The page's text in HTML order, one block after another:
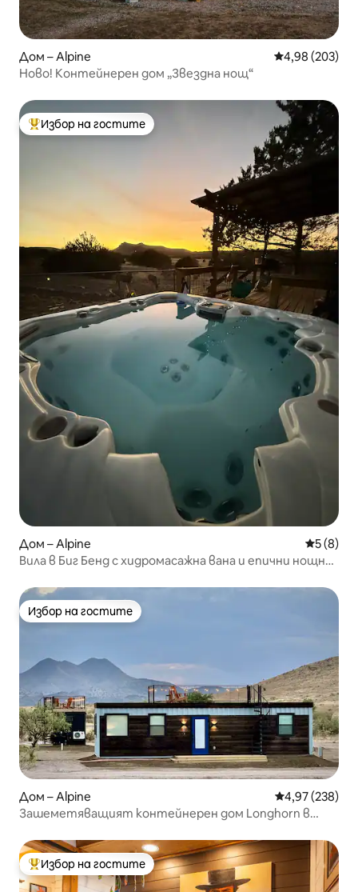
Дом – Alpine Средна
4,98 (203)
Ново! Контейнерен дом „Звездна нощ“
Най-популярен избор на гостите
Избор на гостите
Дом – Alpine Средна
5 (8)
Вила в Биг Бенд с хидромасажна вана и епични нощни
Избор на гостите
Избор на гостите
Дом – Alpine Средна
4,97 (238)
Зашеметяващият контейнерен дом Longhorn в
Най-популярен избор на гостите
Избор на гостите